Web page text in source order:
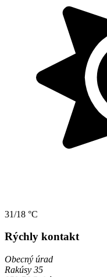
31/18 °C
Rýchly kontakt
Obecný úrad
Rakúsy 35